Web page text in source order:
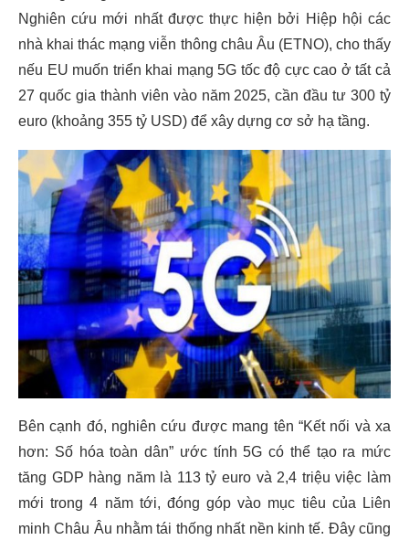
Nghiên cứu mới nhất được thực hiện bởi Hiệp hội các
nhà khai thác mạng viễn thông châu Âu (ETNO), cho thấy
nếu EU muốn triển khai mạng 5G tốc độ cực cao ở tất cả
27 quốc gia thành viên vào năm 2025, cần đầu tư 300 tỷ
euro (khoảng 355 tỷ USD) để xây dựng cơ sở hạ tầng.
Bên cạnh đó, nghiên cứu được mang tên “Kết nối và xa
hơn: Số hóa toàn dân” ước tính 5G có thể tạo ra mức
tăng GDP hàng năm là 113 tỷ euro và 2,4 triệu việc làm
mới trong 4 năm tới, đóng góp vào mục tiêu của Liên
minh Châu Âu nhằm tái thống nhất nền kinh tế. Đây cũng